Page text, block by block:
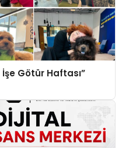
Götür Haftası”